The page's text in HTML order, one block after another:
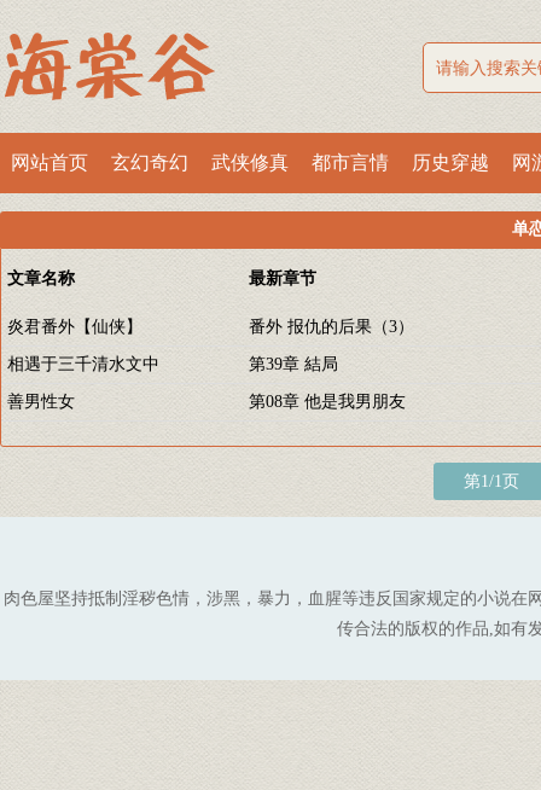
网站首页 玄幻奇幻 武侠修真 都市言情 历史穿越 网
单
文章名称 最新章节
炎君番外【仙侠】 番外 报仇的后果（3）
相遇于三千清水文中 第39章 結局
善男性女 第08章 他是我男朋友
第1/1页
肉色屋坚持抵制淫秽色情，涉黑，暴力，血腥等违反国家规定的小说
传合法的版权的作品,如有